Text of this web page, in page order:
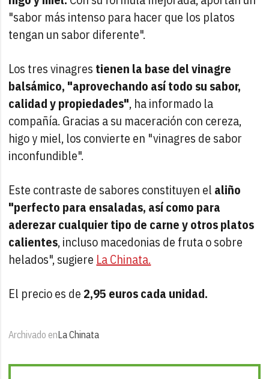
"sabor más intenso para hacer que los platos
tengan un sabor diferente".
Los tres vinagres tienen la base del vinagre
balsámico, "aprovechando así todo su sabor,
calidad y propiedades", ha informado la
compañía. Gracias a su maceración con cereza,
higo y miel, los convierte en "vinagres de sabor
inconfundible".
Este contraste de sabores constituyen el aliño
"perfecto para ensaladas, así como para
aderezar cualquier tipo de carne y otros platos
calientes, incluso macedonias de fruta o sobre
helados", sugiere La Chinata.
El precio es de2,95 euros cada unidad.
Archivado enLa Chinata